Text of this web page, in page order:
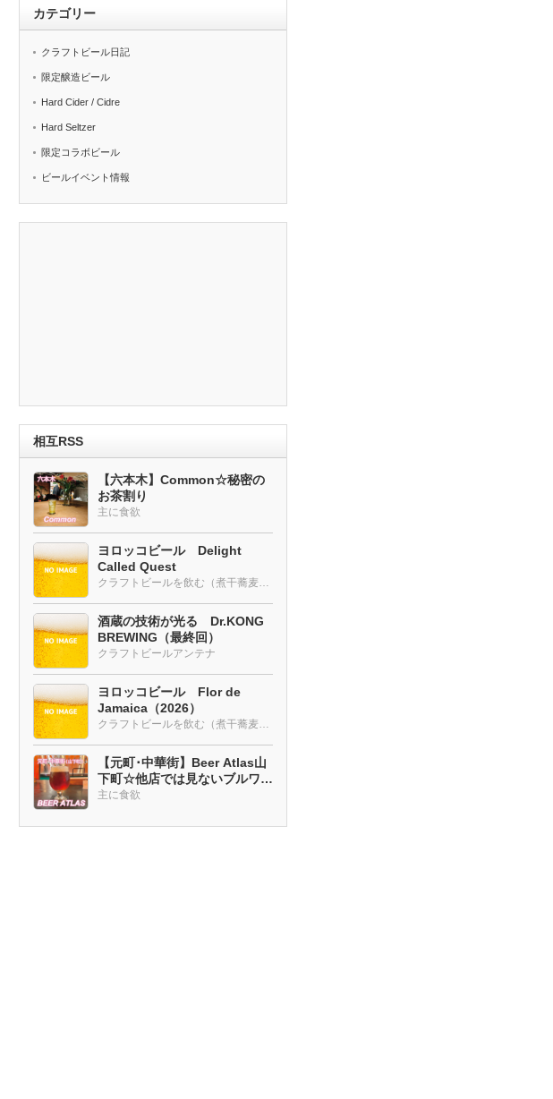
カテゴリー
クラフトビール日記
限定醸造ビール
Hard Cider / Cidre
Hard Seltzer
限定コラボビール
ビールイベント情報
相互RSS
【六本木】Common☆秘密の
お茶割り
主に食欲
ヨロッコビール Delight
Called Quest
クラフトビールを飲む（煮干蕎麦も・・・）
酒蔵の技術が光る Dr.KONG
BREWING（最終回）
クラフトビールアンテナ
ヨロッコビール Flor de
Jamaica（2026）
クラフトビールを飲む（煮干蕎麦も・・・）
【元町･中華街】Beer Atlas山
下町☆他店では見ないブルワリ
ー多め
主に食欲